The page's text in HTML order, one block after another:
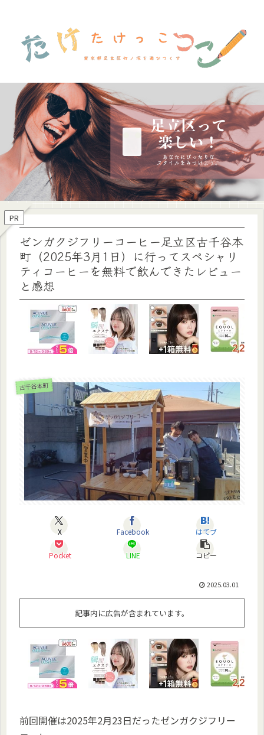
PR
ゼンガクジフリーコーヒー足立区古千谷本
町（2025年3月1日）に行ってスペシャリ
ティコーヒーを無料で飲んできたレビュー
と感想
古千谷本町
X Facebook はてブ
Pocket LINE コピー
2025.03.01
記事内に広告が含まれています。
前回開催は2025年2月23日だったゼンガクジフリー